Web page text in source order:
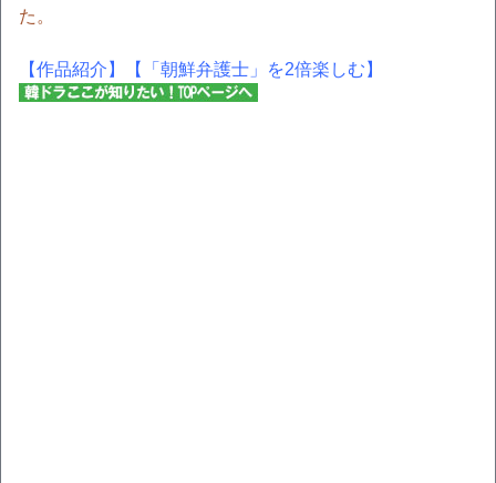
た。
【作品紹介】 【「朝鮮弁護士」を2倍楽しむ】